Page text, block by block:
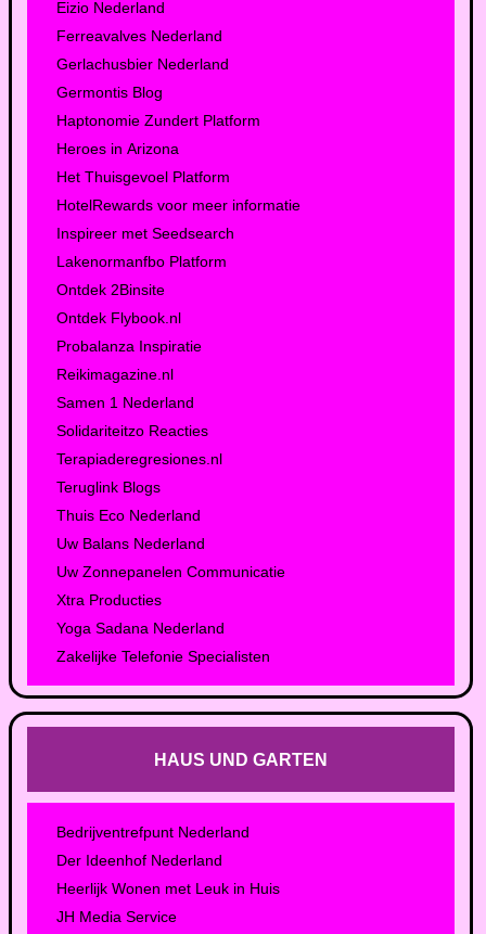
Eizio Nederland
Ferreavalves Nederland
Gerlachusbier Nederland
Germontis Blog
Haptonomie Zundert Platform
Heroes in Arizona
Het Thuisgevoel Platform
HotelRewards voor meer informatie
Inspireer met Seedsearch
Lakenormanfbo Platform
Ontdek 2Binsite
Ontdek Flybook.nl
Probalanza Inspiratie
Reikimagazine.nl
Samen 1 Nederland
Solidariteitzo Reacties
Terapiaderegresiones.nl
Teruglink Blogs
Thuis Eco Nederland
Uw Balans Nederland
Uw Zonnepanelen Communicatie
Xtra Producties
Yoga Sadana Nederland
Zakelijke Telefonie Specialisten
HAUS UND GARTEN
Bedrijventrefpunt Nederland
Der Ideenhof Nederland
Heerlijk Wonen met Leuk in Huis
JH Media Service